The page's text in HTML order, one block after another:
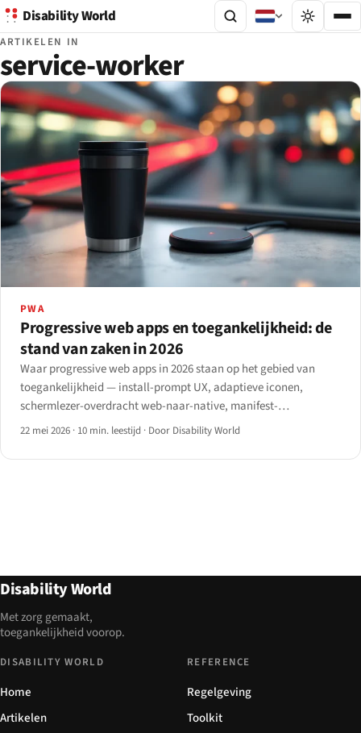
Disability World
ARTIKELEN IN
service-worker
PWA
Progressive web apps en toegankelijkheid: de
stand van zaken in 2026
Waar progressive web apps in 2026 staan op het gebied van
toegankelijkheid — install-prompt UX, adaptieve iconen,
schermlezer-overdracht web-naar-native, manifest-
eigenschappen file_handlers / share_target /
installatiepad na iOS 16.4.
22 mei 2026 · 10 min. leestijd · Door Disability World
Disability World
Met zorg gemaakt,
toegankelijkheid voorop.
DISABILITY WORLD
Home
Artikelen
REFERENCE
Regelgeving
Toolkit